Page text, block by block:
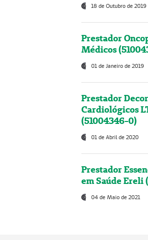
18 de Outubro de 2019
Prestador
Médicos
01 de Janeiro de 2019
Prestador
Cardiológicos
(51004346-0)
01 de Abril de 2020
Prestador
em Saúde Ereli
04 de Maio de 2021